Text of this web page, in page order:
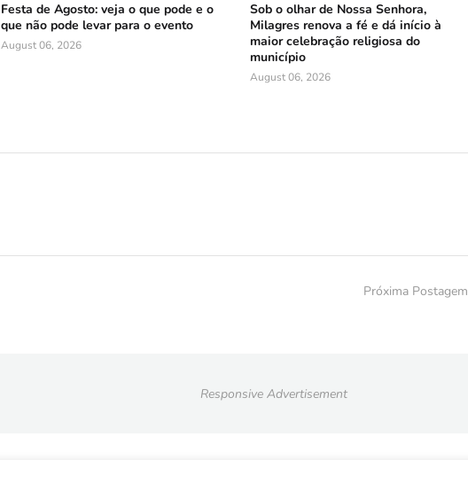
Festa de Agosto: veja o que pode e o
que não pode levar para o evento
August 06, 2026
Sob o olhar de Nossa Senhora,
Milagres renova a fé e dá início à
maior celebração religiosa do
município
August 06, 2026
Próxima Postagem
Responsive Advertisement